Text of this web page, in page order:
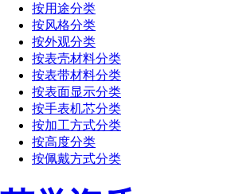
按用途分类
按风格分类
按外观分类
按表壳材料分类
按表带材料分类
按表面显示分类
按手表机芯分类
按加工方式分类
按高度分类
按佩戴方式分类